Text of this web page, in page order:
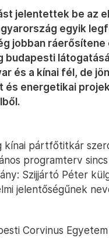
jelentettek be az
egyik
jobban
budapesti
és a kínai fél, de
és energetikai
kínai pártfőtitkár
programterv
Szijjártó Péter
jelentőségűnek
Corvinus